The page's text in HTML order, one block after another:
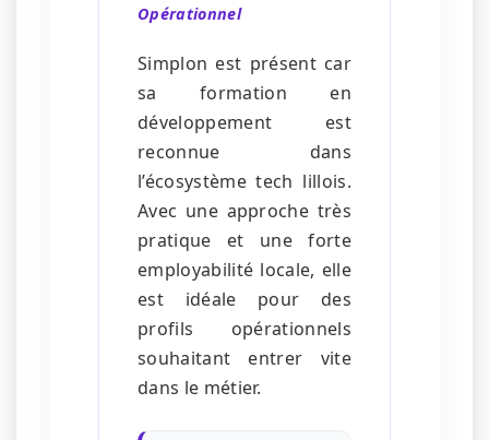
Opérationnel
Simplon est présent car
sa formation en
développement est
reconnue dans
l’écosystème tech lillois.
Avec une approche très
pratique et une forte
employabilité locale, elle
est idéale pour des
profils opérationnels
souhaitant entrer vite
dans le métier.